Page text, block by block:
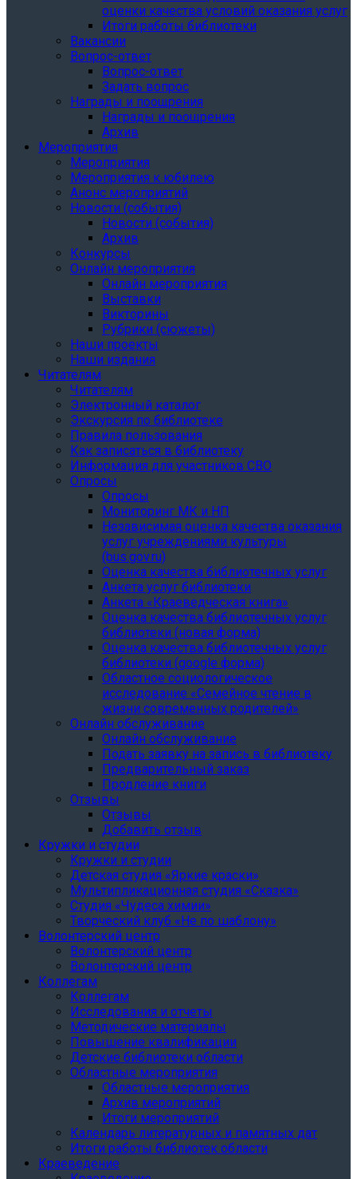
оценки качества условий оказания услуг
Итоги работы библиотеки
Вакансии
Вопрос-ответ
Вопрос-ответ
Задать вопрос
Награды и поощрения
Награды и поощрения
Архив
Мероприятия
Мероприятия
Мероприятия к юбилею
Анонс мероприятий
Новости (события)
Новости (события)
Архив
Конкурсы
Онлайн мероприятия
Онлайн мероприятия
Выставки
Викторины
Рубрики (сюжеты)
Наши проекты
Наши издания
Читателям
Читателям
Электронный каталог
Экскурсия по библиотеке
Правила пользования
Как записаться в библиотеку
Информация для участников СВО
Опросы
Опросы
Мониторинг МК и НП
Независимая оценка качества оказания
услуг учреждениями культуры
(bus.gov.ru)
Оценка качества библиотечных услуг
Анкета услуг библиотеки
Анкета «Краеведческая книга»
Oценка качества библиотечных услуг
библиотеки (новая форма)
Oценка качества библиотечных услуг
библиотеки (google форма)
Областное социологическое
исследование «Семейное чтение в
жизни современных родителей»
Онлайн обслуживание
Онлайн обслуживание
Подать заявку на запись в библиотеку
Предварительный заказ
Продление книги
Отзывы
Отзывы
Добавить отзыв
Кружки и студии
Кружки и студии
Детская студия «Яркие краски»
Мультипликационная студия «Сказка»
Студия «Чудеса химии»
Творческий клуб «Не по шаблону»
Волонтерский центр
Волонтерский центр
Волонтерский центр
Коллегам
Коллегам
Исследования и отчеты
Методические материалы
Повышение квалификации
Детские библиотеки области
Областные мероприятия
Областные мероприятия
Архив мероприятий
Итоги мероприятий
Календарь литературных и памятных дат
Итоги работы библиотек области
Краеведение